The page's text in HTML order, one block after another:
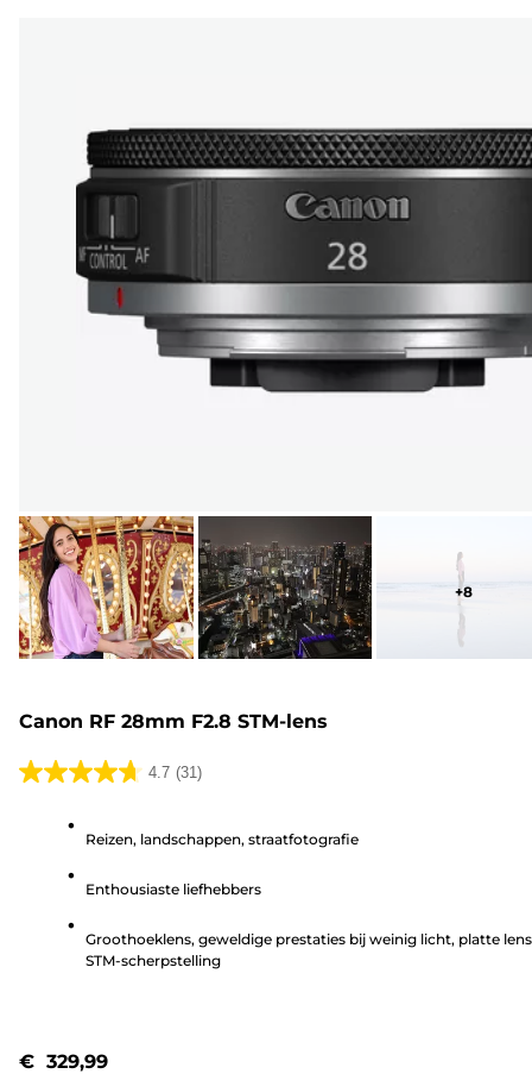
+8
Canon RF 28mm F2.8 STM-lens
4.7 (31)
4.7
sterren.
beoordelingen
Reizen, landschappen, straatfotografie
Enthousiaste liefhebbers
Groothoeklens, geweldige prestaties bij weinig licht, platte
STM-scherpstelling
€ 329,99